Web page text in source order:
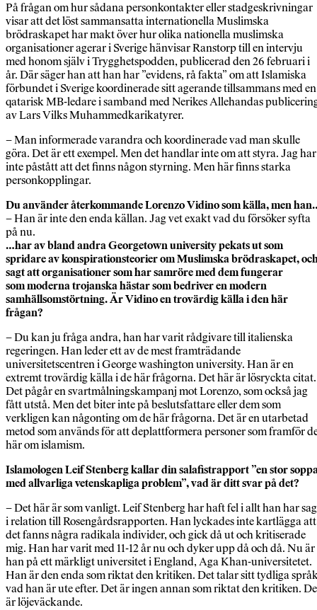
På frågan om hur sådana personkontakter eller stadgeskrivningar
visar att det löst sammansatta internationella Muslimska
brödraskapet har makt över hur olika nationella muslimska
organisationer agerar i Sverige hänvisar Ranstorp till en intervju
med honom själv i Trygghetspodden, publicerad den 26 februari i
år. Där säger han att han har ”evidens, rå fakta” om att Islamiska
förbundet i Sverige koordinerade sitt agerande tillsammans med en
qatarisk MB-ledare i samband med Nerikes Allehandas
av Lars Vilks Muhammedkarikatyrer.
– Man informerade varandra och koordinerade vad man skulle
göra. Det är ett exempel. Men det handlar inte om att styra. Jag har
inte påstått att det finns någon styrning. Men här finns starka
personkopplingar.
Du använder återkommande LorenzoVidino som källa, men
– Han är inte den enda källan. Jag vet exakt vad du försöker syfta
på nu.
…har av bland andra Georgetownuniversity pekats ut som
spridare avkonspirationsteorier om Muslimskabrödraskapet,
sagt att organisationersom har samröre med dem fungerar
sommoderna trojanska hästar som bedriver enmodern
samhällsomstörtning. Är Vidinoen trovärdig källa i den här
frågan?
– Du kan ju fråga andra, han har varit rådgivare till italienska
regeringen. Han leder ett av de mest framträdande
universitetscentren i George washington university. Han är en
extremt trovärdig källa i de här frågorna. Det här är lösryckta citat.
Det pågår en svartmålningskampanj mot Lorenzo, som också jag
fått utstå. Men det biter inte på beslutsfattare eller dem som
verkligen kan någonting om de här frågorna. Det är en utarbetad
metod som används för att deplattformera personer som framför
här om islamism.
Islamologen Leif Stenberg kallar dinsalafistrapport ”en stor
medallvarliga vetenskapliga problem”,vad är ditt svar på det?
– Det här är som vanligt. Leif Stenberg har haft fel i allt han har
i relation till Rosengårdsrapporten. Han lyckades inte kartlägga att
det fanns några radikala individer, och gick då ut och kritiserade
mig. Han har varit med 11-12 år nu och dyker upp då och då. Nu är
han på ett märkligt universitet i England, Aga Khan-universitetet.
Han är den enda som riktat den kritiken. Det talar sitt tydliga
vad han är ute efter. Det är ingen annan som riktat den kritiken.
är löjeväckande.